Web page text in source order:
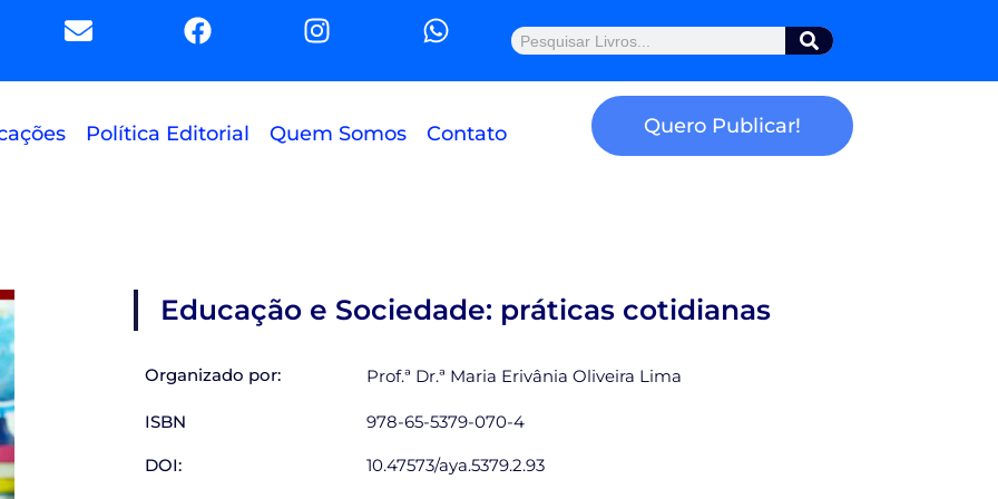
E
n
F
a
b
I
n
a
W
h
s
Pesquisar
Política Editorial Quem Somos Contato Quero Publicar!
Educação e Sociedade: práticas cotidianas
Organizado por: Prof.ª Dr.ª Maria Erivânia Oliveira Lima
ISBN 978-65-5379-070-4
DOI: 10.47573/aya.5379.2.93